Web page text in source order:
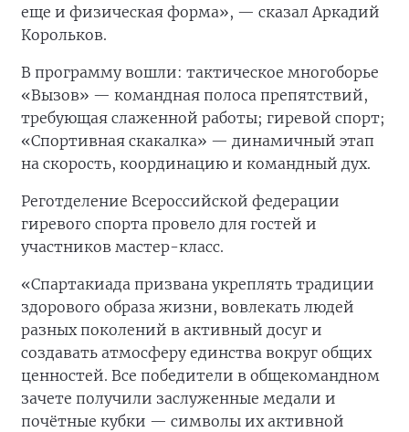
еще и физическая форма», — сказал Аркадий
Корольков.
В программу вошли: тактическое многоборье
«Вызов» — командная полоса препятствий,
требующая слаженной работы; гиревой спорт;
«Спортивная скакалка» — динамичный этап
на скорость, координацию и командный дух.
Реготделение Всероссийской федерации
гиревого спорта провело для гостей и
участников мастер-класс.
«Спартакиада призвана укреплять традиции
здорового образа жизни, вовлекать людей
разных поколений в активный досуг и
создавать атмосферу единства вокруг общих
ценностей. Все победители в общекомандном
зачете получили заслуженные медали и
почётные кубки — символы их активной